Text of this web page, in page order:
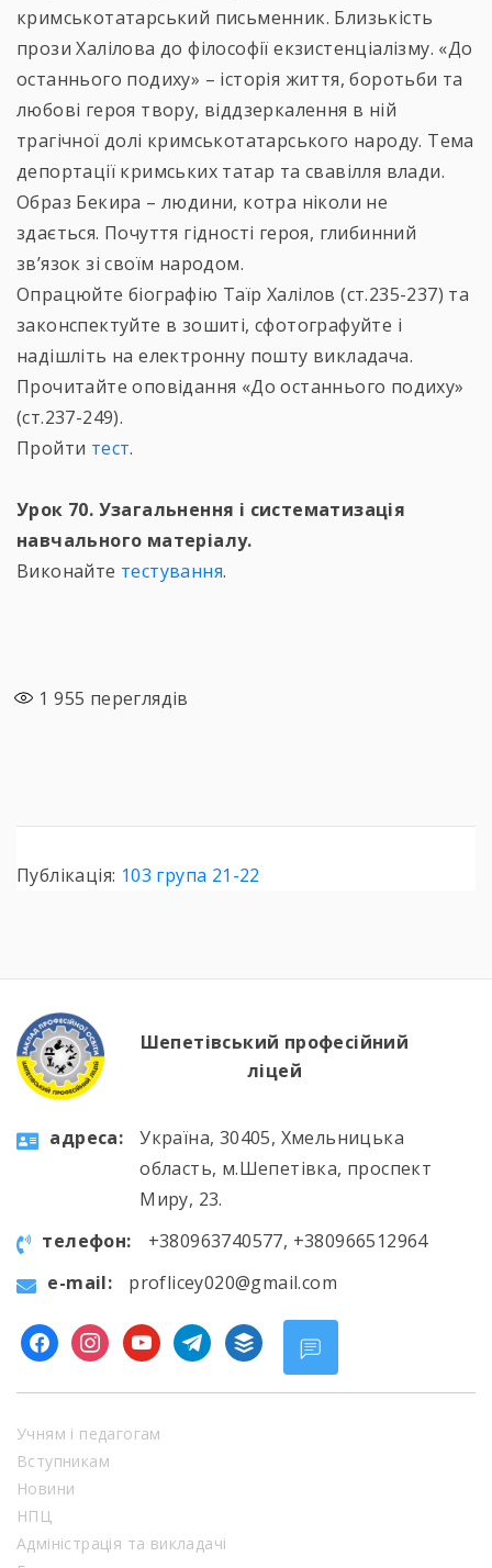
кримськотатарський письменник. Близькість
прози Халілова до філософії екзистенціалізму. «До
останнього подиху» – історія життя, боротьби та
любові героя твору, віддзеркалення в ній
трагічної долі кримськотатарського народу. Тема
депортації кримських татар та свавілля влади.
Образ Бекира – людини, котра ніколи не
здається. Почуття гідності героя, глибинний
зв’язок зі своїм народом.
Опрацюйте біографію Таїр Халілов (ст.235-237) та
законспектуйте в зошиті, сфотографуйте і
надішліть на електронну пошту викладача.
Прочитайте оповідання «До останнього подиху»
(ст.237-249).
Пройти тест.
Урок 70. Узагальнення і систематизація
навчального матеріалу.
Виконайте тестування.
1 955 переглядів
Публікація: 103 група 21-22
Шепетівський професійний
ліцей
aдресa:
Україна, 30405, Хмельницька
область, м.Шепетівка, проспект
Миру, 23.
телефон:
+380963740577, +380966512964
e-mail:
proflicey020@gmail.com
facebookinstagramyoutubetelegram
buffer
Учням і педагогам
Вступникам
Новини
НПЦ
Адміністрація та викладачі